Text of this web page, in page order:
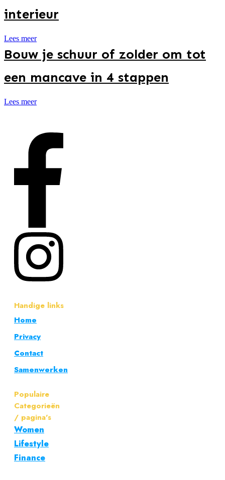
interieur
Lees meer
Bouw je schuur of zolder om tot
een mancave in 4 stappen
Lees meer
Handige links
Home
Privacy
Contact
Samenwerken
Populaire
Categorieën
/ pagina's
Women
Lifestyle
Finance